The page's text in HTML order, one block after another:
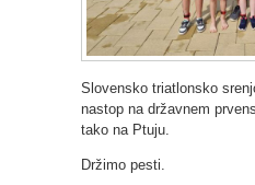
Slovensko triatlonsko
nastop na državnem
tako na Ptuju.
Držimo pesti.